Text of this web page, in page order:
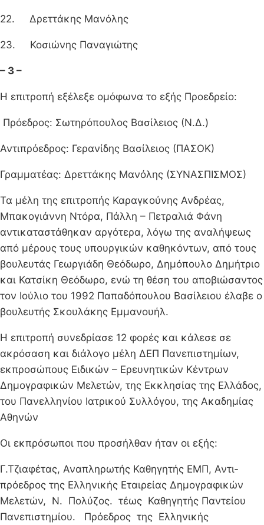
22. Δρεττάκης Μανόλης
23. Κοσιώνης Παναγιώτης
– 3 –
Η επιτροπή εξέλεξε ομόφωνα το εξής Προεδρείο:
Πρόεδρος: Σωτηρόπουλος Βασίλειος (Ν.Δ.)
Αντιπρόεδρος: Γερανίδης Βασίλειος (ΠΑΣΟΚ)
Γραμματέας: Δρεττάκης Μανόλης (ΣΥΝΑΣΠΙΣΜΟΣ)
Τα μέλη της επιτροπής Καραγκούνης Ανδρέας,
Μπακογιάννη Ντόρα, Πάλλη – Πετραλιά Φάνη
αντικαταστάθηκαν αργότερα, λόγω της αναλήψεως
από μέρους τους υπουργικών καθηκόντων, από τους
βουλευτάς Γεωργιάδη Θεόδωρο, Δημόπουλο Δημήτριο
και Κατσίκη Θεόδωρο, ενώ τη θέση του αποβιώσαντος
τον Ιούλιο του 1992 Παπα­δόπουλου Βασίλειου έλαβε ο
βουλευτής Σκουλάκης Εμμανουήλ.
Η επιτροπή συνεδρίασε 12 φορές και κάλεσε σε
ακρόσαση και διάλογο μέλη ΔΕΠ Πανεπιστημίων,
εκπροσώπους Ειδικών – Ερευνη­τικών Κέντρων
Δημογραφικών Μελετών, της Εκκλησίας της Ελλά­δος,
του Πανελληνίου Ιατρικού Συλλόγου, της Ακαδημίας
Αθηνών
Οι εκπρόσωποι που προσήλθαν ήταν οι εξής:
Γ.Τζιαφέτας, Αναπληρωτής Καθηγητής ΕΜΠ, Αντι­
πρόεδρος της Ελληνικής Εταιρείας Δημογραφικών
Μελε­τών, Ν. Πολύζος. τέως Καθηγητής Παντείου
Πανεπιστη­μίου. Πρόεδρος της Ελληνικής